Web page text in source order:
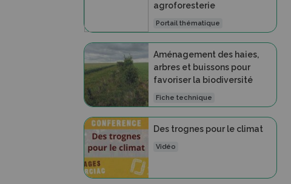
agroforesterie
Portail thématique
Aménagement des haies,
arbres et buissons pour
favoriser la biodiversité
Fiche technique
Des trognes pour le climat
Vidéo